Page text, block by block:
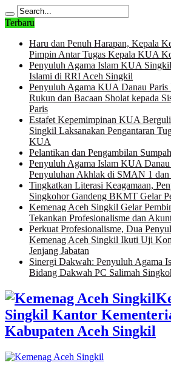
Terbaru
Haru dan Penuh Harapan, Kepala
Pimpin Antar Tugas Kepala KUA
Penyuluh Agama Islam KUA
Islami di RRI Aceh Singkil
Penyuluh Agama KUA Danau Paris
Rukun dan Bacaan Sholat kepada
Paris
Estafet Kepemimpinan KUA
Singkil Laksanakan Pengantaran
KUA
Pelantikan dan Pengambilan
Penyuluh Agama Islam KUA
Penyuluhan Akhlak di SMAN 1
Tingkatkan Literasi Keagamaan,
Singkohor Gandeng BKMT Gelar
Kemenag Aceh Singkil Gelar
Tekankan Profesionalisme dan
Perkuat Profesionalisme, Dua
Kemenag Aceh Singkil Ikuti Uji
Jenjang Jabatan
Sinergi Dakwah: Penyuluh Agama
Bidang Dakwah PC Salimah
Singkil Kantor
Kabupaten Aceh Singkil